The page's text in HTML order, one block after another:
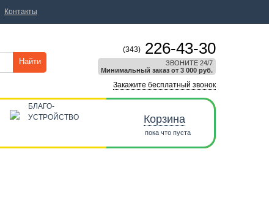
Найти
(343) 226-43-30
ЗВОНИТЕ 24/7
Минимальный заказ от 3 000 руб.
Закажите бесплатный звонок
БЛАГО-
УСТРОЙСТВО
Корзина
пока что пуста
Контакты